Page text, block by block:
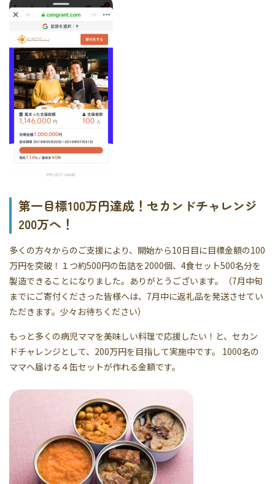
第一目標100万円達成！セカンドチャレンジ
200万へ！
多くの方々からのご支援により、開始から10日目に目標金額の100
万円を突破！１つ約500円の缶詰を2000個、4食セット500名分を
製造できることになりました。ありがとうございます。（7月中旬
までにご寄付くださった皆様へは、7月中に返礼品を発送させてい
ただきます。少々お待ちください）
もっと多くの病児ママを美味しい料理で応援したい！と、セカン
ドチャレンジとして、200万円を目指して実施中です。 1000名の
ママへ届ける４缶セットが作れる金額です。